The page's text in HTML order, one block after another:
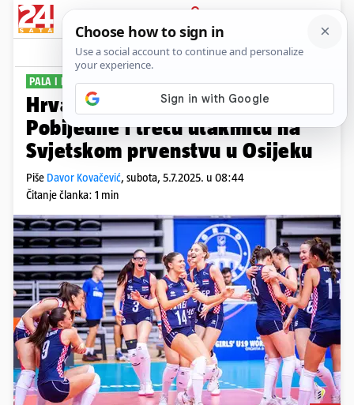
PRIJAVA
Sport Komentari
PALA I KANADA
Hrvatice ruše sve pred sobom!
Pobijedile i treću utakmicu na
Svjetskom prvenstvu u Osijeku
Piše Davor Kovačević, subota, 5.7.2025. u 08:44
Čitanje članka: 1 min